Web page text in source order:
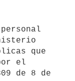
que
el
de 8 de